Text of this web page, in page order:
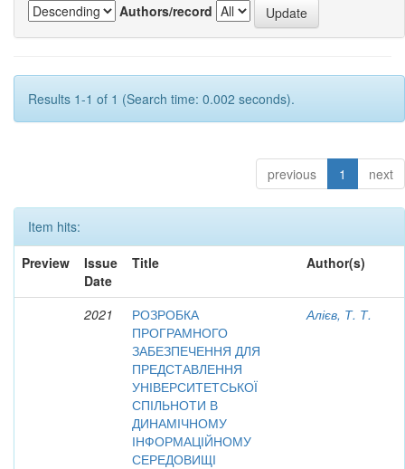
Authors/record
Results 1-1 of 1 (Search time: 0.002 seconds).
previous 1 next
Item hits:
Preview
Issue
Date
Title Author(s)
2021
РОЗРОБКА
ПРОГРАМНОГО
ЗАБЕЗПЕЧЕННЯ ДЛЯ
ПРЕДСТАВЛЕННЯ
УНІВЕРСИТЕТСЬКОЇ
СПІЛЬНОТИ В
ДИНАМІЧНОМУ
ІНФОРМАЦІЙНОМУ
СЕРЕДОВИЩІ
Алієв, Т. Т.